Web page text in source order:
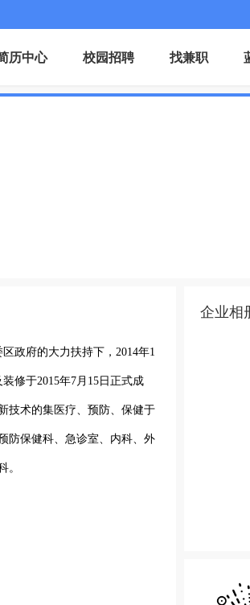
历中心 校园招聘 找兼职
政府的大力扶持下，2014年1
修于2015年7月15日正式成
技术的集医疗、预防、保健于
防保健科、急诊室、内科、外
。
通外科、骨科、肝胆外科、泌
现制度管人、制度管事、制
企业相